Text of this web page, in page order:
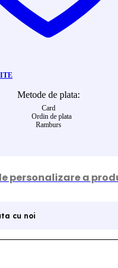
Metode de plata:
Card
Ordin de plata
Ramburs
personalizare a
cu noi